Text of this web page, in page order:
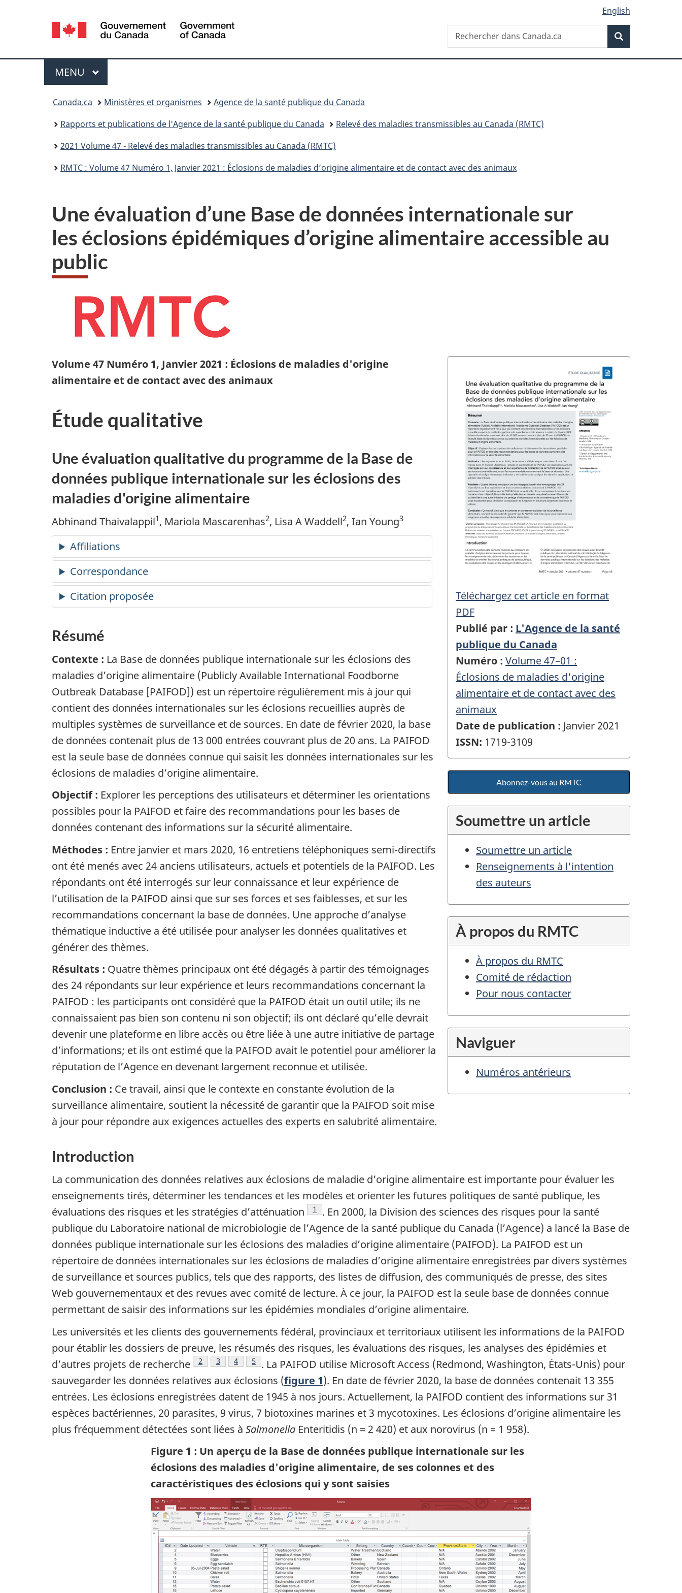
sujet
HTML
Sélection
de
la
langue
English
Canada
Recherche
Rechercher
dans
Menu
MENU PRINCIPAL
Canada.ca Ministères et organismes
Agence de la santé publique du Canada
Rapports et publications de l'Agence de la santé publique du Canada
Relevé des maladies transmissibles au Canada (RMTC)
2021 Volume 47 - Relevé des maladies transmissibles au Canada (RMTC)
RMTC : Volume 47 Numéro 1, Janvier 2021 : Éclosions de maladies d’origine alimentaire et de contact avec des animaux
Une évaluation d’une Base de données internationale sur
les éclosions épidémiques d’origine alimentaire accessible au
public
Téléchargez cet article en format
PDF
Publié par : L'Agence de la santé
publique du Canada
Numéro : Volume 47–01 :
Éclosions de maladies d'origine
alimentaire et de contact avec des
animaux
Date de publication : Janvier 2021
ISSN: 1719-3109
Abonnez-vous au RMTC
Soumettre un article
Soumettre un article
Renseignements à l'intention
des auteurs
À propos du RMTC
À propos du RMTC
Comité de rédaction
Pour nous contacter
Naviguer
Numéros antérieurs
Volume 47 Numéro 1, Janvier 2021 : Éclosions de maladies d'origine
alimentaire et de contact avec des animaux
Étude qualitative
Une évaluation qualitative du programme de la Base de
données publique internationale sur les éclosions des
maladies d'origine alimentaire
Abhinand Thaivalappil1, Mariola Mascarenhas2, Lisa A Waddell2, Ian Young3
Affiliations
Correspondance
Citation proposée
Résumé
Contexte : La Base de données publique internationale sur les éclosions des
maladies d’origine alimentaire (Publicly Available International Foodborne
Outbreak Database [PAIFOD]) est un répertoire régulièrement mis à jour qui
contient des données internationales sur les éclosions recueillies auprès de
multiples systèmes de surveillance et de sources. En date de février 2020, la base
de données contenait plus de 13 000 entrées couvrant plus de 20 ans. La PAIFOD
est la seule base de données connue qui saisit les données internationales sur les
éclosions de maladies d’origine alimentaire.
Objectif : Explorer les perceptions des utilisateurs et déterminer les orientations
possibles pour la PAIFOD et faire des recommandations pour les bases de
données contenant des informations sur la sécurité alimentaire.
Méthodes : Entre janvier et mars 2020, 16 entretiens téléphoniques semi-directifs
ont été menés avec 24 anciens utilisateurs, actuels et potentiels de la PAIFOD. Les
répondants ont été interrogés sur leur connaissance et leur expérience de
l’utilisation de la PAIFOD ainsi que sur ses forces et ses faiblesses, et sur les
recommandations concernant la base de données. Une approche d’analyse
thématique inductive a été utilisée pour analyser les données qualitatives et
générer des thèmes.
Résultats : Quatre thèmes principaux ont été dégagés à partir des témoignages
des 24 répondants sur leur expérience et leurs recommandations concernant la
PAIFOD : les participants ont considéré que la PAIFOD était un outil utile; ils ne
connaissaient pas bien son contenu ni son objectif; ils ont déclaré qu’elle devrait
devenir une plateforme en libre accès ou être liée à une autre initiative de partage
d’informations; et ils ont estimé que la PAIFOD avait le potentiel pour améliorer la
réputation de l’Agence en devenant largement reconnue et utilisée.
Conclusion : Ce travail, ainsi que le contexte en constante évolution de la
surveillance alimentaire, soutient la nécessité de garantir que la PAIFOD soit mise
à jour pour répondre aux exigences actuelles des experts en salubrité alimentaire.
Introduction
La communication des données relatives aux éclosions de maladie d’origine alimentaire est importante pour évaluer les
enseignements tirés, déterminer les tendances et les modèles et orienter les futures politiques de santé publique, les
évaluations des risques et les stratégies d’atténuation
Note de bas de page
1
. En 2000, la Division des sciences des risques pour la santé
publique du Laboratoire national de microbiologie de l’Agence de la santé publique du Canada (l’Agence) a lancé la Base de
données publique internationale sur les éclosions des maladies d’origine alimentaire (PAIFOD). La PAIFOD est un
répertoire de données internationales sur les éclosions de maladies d’origine alimentaire enregistrées par divers systèmes
de surveillance et sources publics, tels que des rapports, des listes de diffusion, des communiqués de presse, des sites
Web gouvernementaux et des revues avec comité de lecture. À ce jour, la PAIFOD est la seule base de données connue
permettant de saisir des informations sur les épidémies mondiales d’origine alimentaire.
Les universités et les clients des gouvernements fédéral, provinciaux et territoriaux utilisent les informations de la PAIFOD
pour établir les dossiers de preuve, les résumés des risques, les évaluations des risques, les analyses des épidémies et
d’autres projets de recherche
Note de bas de page
2 Note de bas de page
3 Note de bas de page
4 Note de bas de page
5 . La PAIFOD utilise Microsoft Access (Redmond, Washington, États-Unis) pour
sauvegarder les données relatives aux éclosions (figure 1). En date de février 2020, la base de données contenait 13 355
entrées. Les éclosions enregistrées datent de 1945 à nos jours. Actuellement, la PAIFOD contient des informations sur 31
espèces bactériennes, 20 parasites, 9 virus, 7 biotoxines marines et 3 mycotoxines. Les éclosions d’origine alimentaire les
plus fréquemment détectées sont liées à Salmonella Enteritidis (n = 2 420) et aux norovirus (n = 1 958).
Figure 1 : Un aperçu de la Base de données publique internationale sur les
éclosions des maladies d'origine alimentaire, de ses colonnes et des
caractéristiques des éclosions qui y sont saisies